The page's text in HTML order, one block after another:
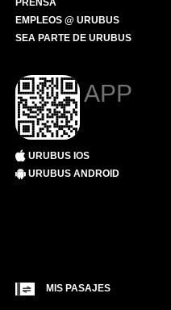
PRENSA
EMPLEOS @ URUBUS
SEA PARTE DE URUBUS
APP
URUBUS IOS
URUBUS ANDROID
MIS PASAJES